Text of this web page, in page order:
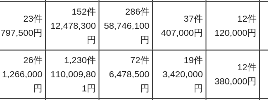
23件
797,500円
152件
12,478,300
円
286件
58,746,100
円
37件
407,000円
12件
120,000円
26件
1,266,000
円
1,230件
110,009,80
1円
72件
6,478,500
円
19件
3,420,000
円
12件
380,000円